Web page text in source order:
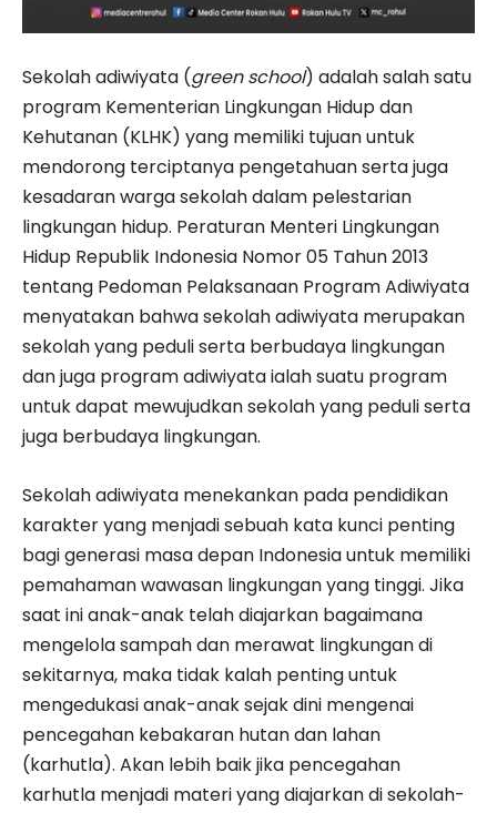
Sekolah adiwiyata (green school) adalah salah satu
program Kementerian Lingkungan Hidup dan
Kehutanan (KLHK) yang memiliki tujuan untuk
mendorong terciptanya pengetahuan serta juga
kesadaran warga sekolah dalam pelestarian
lingkungan hidup. Peraturan Menteri Lingkungan
Hidup Republik Indonesia Nomor 05 Tahun 2013
tentang Pedoman Pelaksanaan Program Adiwiyata
menyatakan bahwa sekolah adiwiyata merupakan
sekolah yang peduli serta berbudaya lingkungan
dan juga program adiwiyata ialah suatu program
untuk dapat mewujudkan sekolah yang peduli serta
juga berbudaya lingkungan.
Sekolah adiwiyata menekankan pada pendidikan
karakter yang menjadi sebuah kata kunci penting
bagi generasi masa depan Indonesia untuk memiliki
pemahaman wawasan lingkungan yang tinggi. Jika
saat ini anak-anak telah diajarkan bagaimana
mengelola sampah dan merawat lingkungan di
sekitarnya, maka tidak kalah penting untuk
mengedukasi anak-anak sejak dini mengenai
pencegahan kebakaran hutan dan lahan
(karhutla). Akan lebih baik jika pencegahan
karhutla menjadi materi yang diajarkan di sekolah-